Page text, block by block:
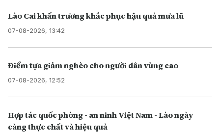
Lào Cai khẩn trương khắc phục hậu quả mưa lũ
07-08-2026, 13:42
Điểm tựa giảm nghèo cho người dân vùng cao
07-08-2026, 12:52
Hợp tác quốc phòng - an ninh Việt Nam - Lào ngày
càng thực chất và hiệu quả